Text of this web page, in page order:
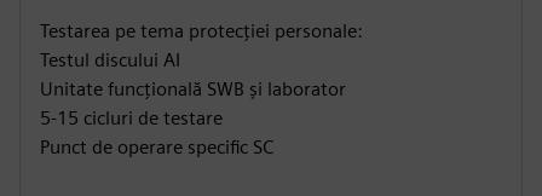
Testarea pe tema protecției personale:
Testul discului AI
Unitate funcțională SWB și laborator
5-15 cicluri de testare
Punct de operare specific SC